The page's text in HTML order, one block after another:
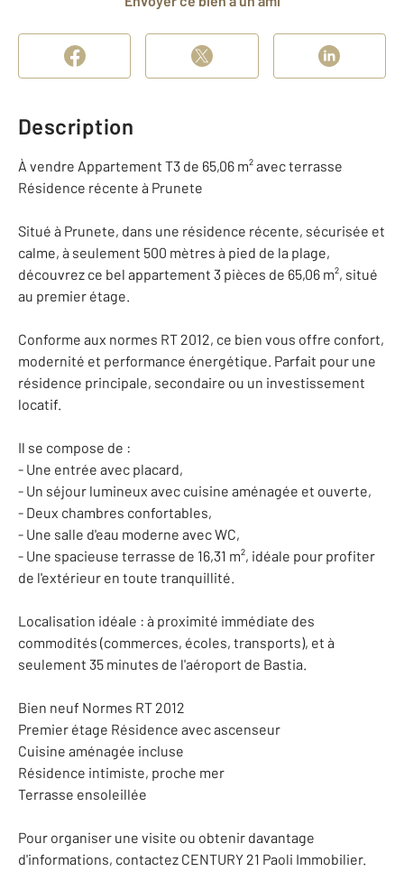
Description
À vendre Appartement T3 de 65,06 m² avec terrasse
Résidence récente à Prunete
Situé à Prunete, dans une résidence récente, sécurisée et
calme, à seulement 500 mètres à pied de la plage,
découvrez ce bel appartement 3 pièces de 65,06 m², situé
au premier étage.
Conforme aux normes RT 2012, ce bien vous offre confort,
modernité et performance énergétique. Parfait pour une
résidence principale, secondaire ou un investissement
locatif.
Il se compose de :
- Une entrée avec placard,
- Un séjour lumineux avec cuisine aménagée et ouverte,
- Deux chambres confortables,
- Une salle d'eau moderne avec WC,
- Une spacieuse terrasse de 16,31 m², idéale pour profiter
de l'extérieur en toute tranquillité.
Localisation idéale : à proximité immédiate des
commodités (commerces, écoles, transports), et à
seulement 35 minutes de l'aéroport de Bastia.
Bien neuf Normes RT 2012
Premier étage Résidence avec ascenseur
Cuisine aménagée incluse
Résidence intimiste, proche mer
Terrasse ensoleillée
Pour organiser une visite ou obtenir davantage
d'informations, contactez CENTURY 21 Paoli Immobilier.